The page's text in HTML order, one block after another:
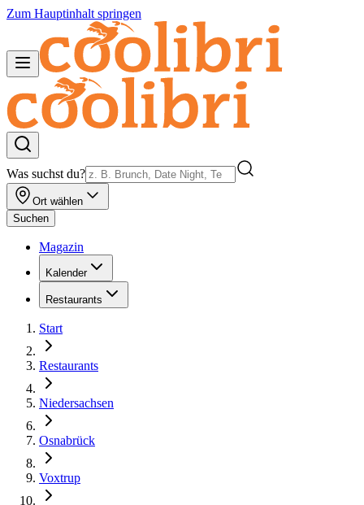
Zum Hauptinhalt springen
Was suchst du?
Ort wählen
Suchen
Magazin
Kalender
Restaurants
Start
Restaurants
Niedersachsen
Osnabrück
Voxtrup